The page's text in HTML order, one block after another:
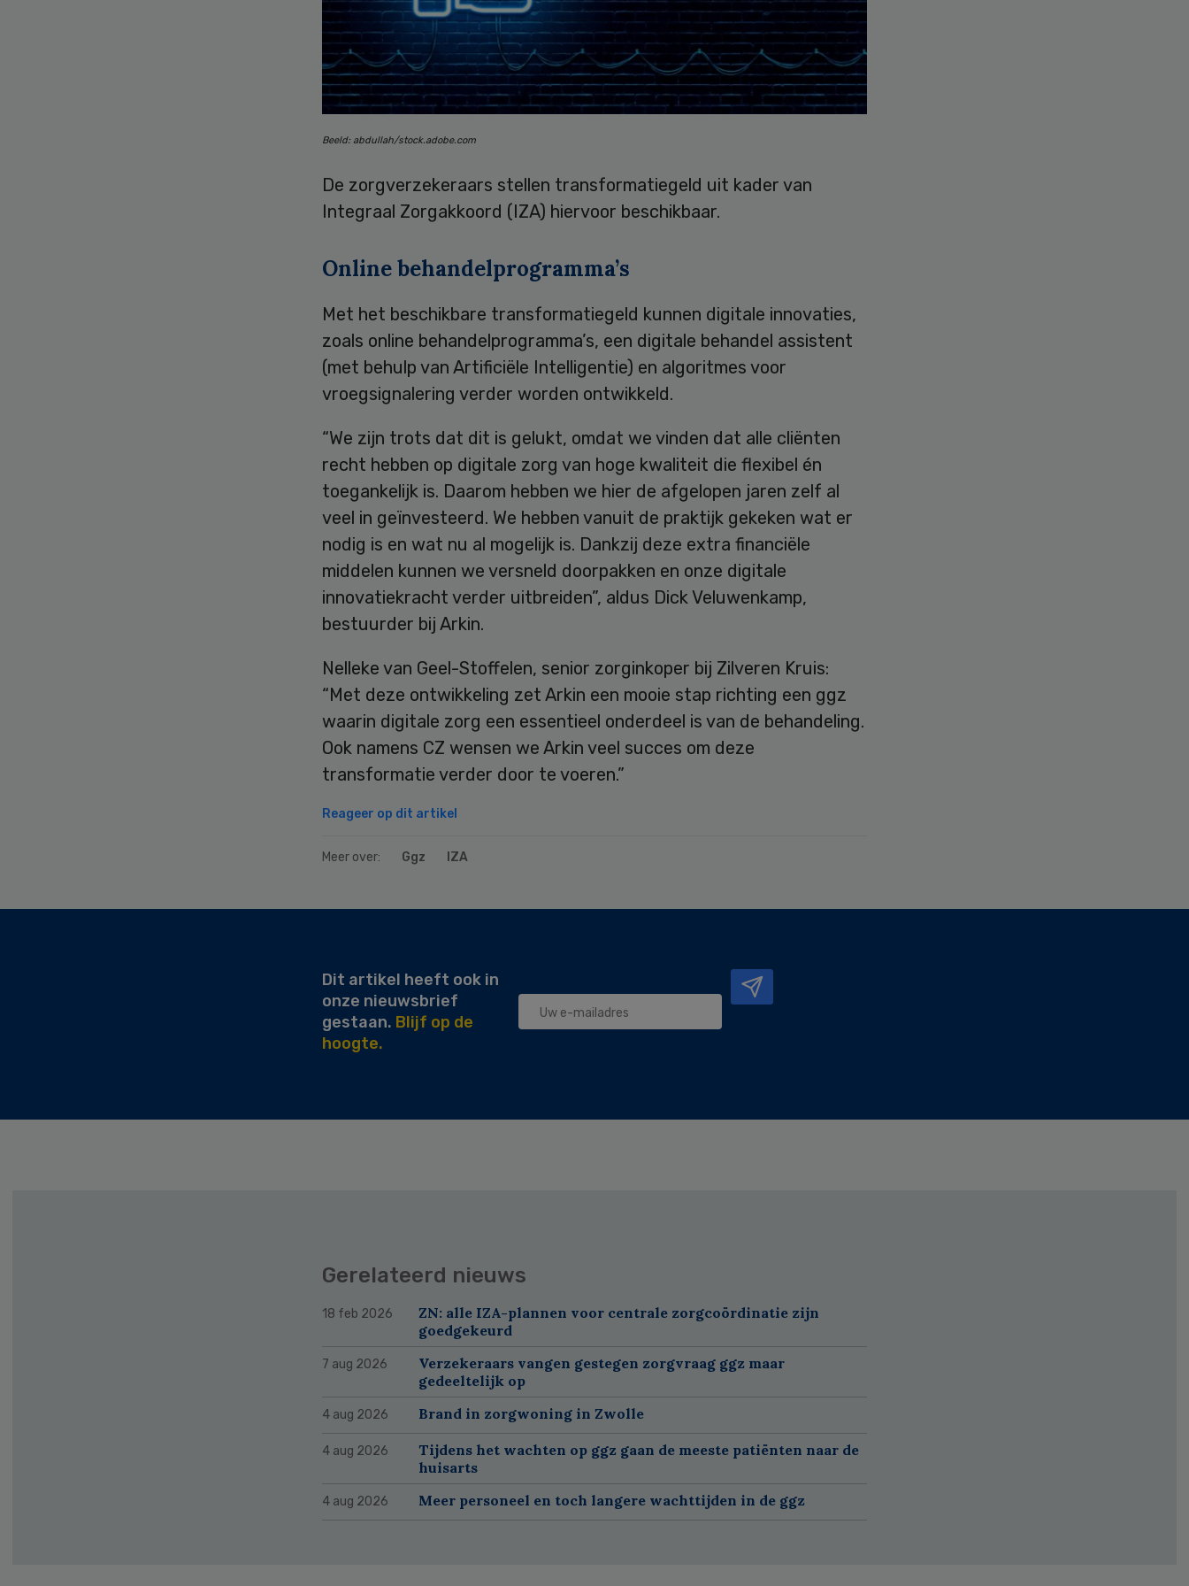
Beeld: abdullah/stock.adobe.com
De zorgverzekeraars stellen transformatiegeld uit kader van
Integraal Zorgakkoord (IZA) hiervoor beschikbaar.
Online behandelprogramma’s
Met het beschikbare transformatiegeld kunnen digitale innovaties,
zoals online behandelprogramma’s, een digitale behandel assistent
(met behulp van Artificiële Intelligentie) en algoritmes voor
vroegsignalering verder worden ontwikkeld.
“We zijn trots dat dit is gelukt, omdat we vinden dat alle cliënten
recht hebben op digitale zorg van hoge kwaliteit die flexibel én
toegankelijk is. Daarom hebben we hier de afgelopen jaren zelf al
veel in geïnvesteerd. We hebben vanuit de praktijk gekeken wat er
nodig is en wat nu al mogelijk is. Dankzij deze extra financiële
middelen kunnen we versneld doorpakken en onze digitale
innovatiekracht verder uitbreiden”, aldus Dick Veluwenkamp,
bestuurder bij Arkin.
Nelleke van Geel-Stoffelen, senior zorginkoper bij Zilveren Kruis:
“Met deze ontwikkeling zet Arkin een mooie stap richting een ggz
waarin digitale zorg een essentieel onderdeel is van de behandeling.
Ook namens CZ wensen we Arkin veel succes om deze
transformatie verder door te voeren.”
Reageer op dit artikel
Meer over: Ggz IZA
Dit artikel heeft ook in
onze nieuwsbrief
gestaan. Blijf op de
hoogte.
Gerelateerd nieuws
18 feb 2026
ZN: alle IZA-plannen voor centrale zorgcoördinatie zijn
goedgekeurd
7 aug 2026
Verzekeraars vangen gestegen zorgvraag ggz maar
gedeeltelijk op
4 aug 2026 Brand in zorgwoning in Zwolle
4 aug 2026
Tijdens het wachten op ggz gaan de meeste patiënten naar de
huisarts
4 aug 2026 Meer personeel en toch langere wachttijden in de ggz